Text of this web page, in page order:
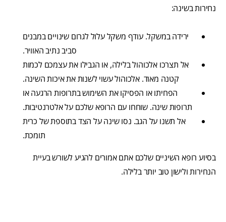
נחירות בשינה:
ירידה במשקל. עודף משקל עלול לגרום שינויים במבנים
סביב נתיב האוויר.
אל תצרכו אלכוהול בלילה, או הגבילו את עצמכם לכמות
קטנה מאוד. אלכוהול עשוי לשנות את איכות השינה.
הפחיתו או הפסיקו את השימוש בתרופות הרגעה או
תרופות שינה. שוחחו עם הרופא שלכם על אלטרנטיבות.
אל תשנו על הגב. נסו שינה על הצד בתוספת של כרית
תומכת.
בסיוע רופא השיניים שלכם אתם אמורים להגיע לשורש בעיית
הנחירות ולישון טוב יותר בלילה.